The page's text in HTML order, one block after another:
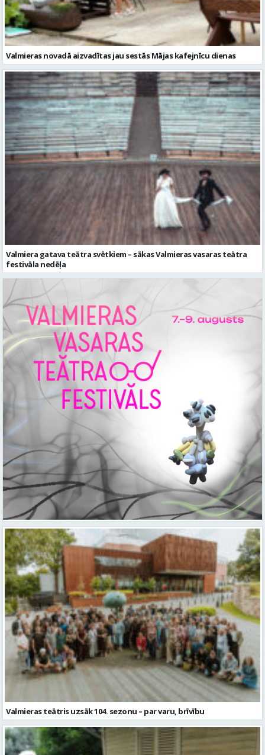
Valmieras novadā aizvadītas jau sestās Mājas kafejnīcu dienas
Valmiera gatava teātra svētkiem – sākas Valmieras vasaras teātra
festivāla nedēļa
Valmieras teātris uzsāk 104. sezonu – par varu, brīvību